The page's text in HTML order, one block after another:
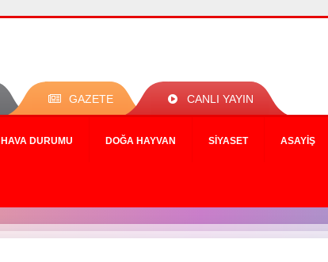
GAZETE CANLI YAYIN
HAVA DURUMU DOĞA HAYVAN SIYASET ASAYIŞ